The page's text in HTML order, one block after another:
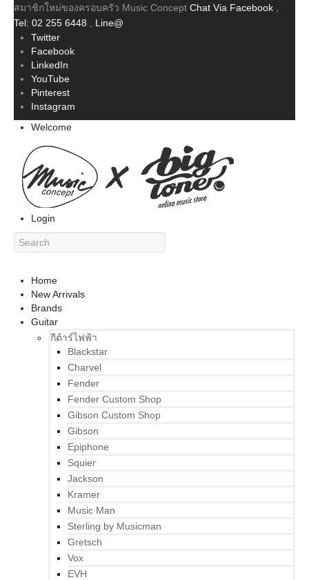
สมาชิกใหม่ของครอบครัว Music Concept Chat Via Facebook
Tel: 02 255 6448
Line@
Twitter
Facebook
LinkedIn
YouTube
Pinterest
Instagram
Welcome
Login
Home
New Arrivals
Brands
Guitar
กีต้าร์ไฟฟ้า
Blackstar
Charvel
Fender
Fender Custom Shop
Gibson Custom Shop
Gibson
Epiphone
Squier
Jackson
Kramer
Music Man
Sterling by Musicman
Gretsch
Vox
EVH